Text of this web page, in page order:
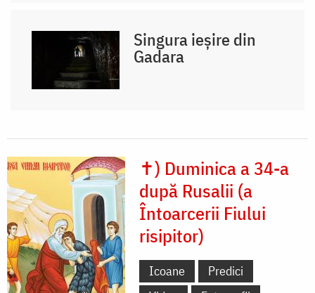
Singura ieșire din
Gadara
✝) Duminica a 34-a
după Rusalii (a
Întoarcerii Fiului
risipitor)
Icoane
Predici